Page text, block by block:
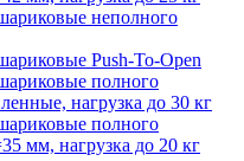
неполного
Push-To-Open
полного
нагрузка до 30 кг
полного
мм, нагрузка до 20 кг